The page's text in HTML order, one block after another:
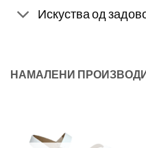
Искуства од
НАМАЛЕНИ